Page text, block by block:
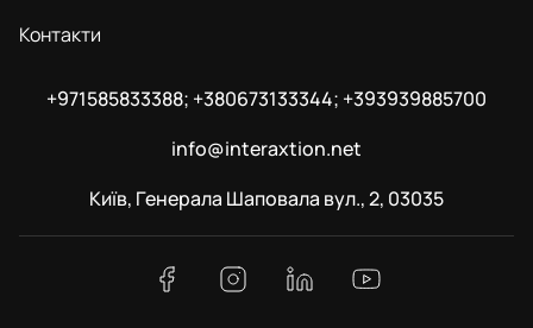
Контакти
+971585833388; +380673133344; +393939885700
info@interaxtion.net
Київ, Генерала Шаповала вул., 2, 03035